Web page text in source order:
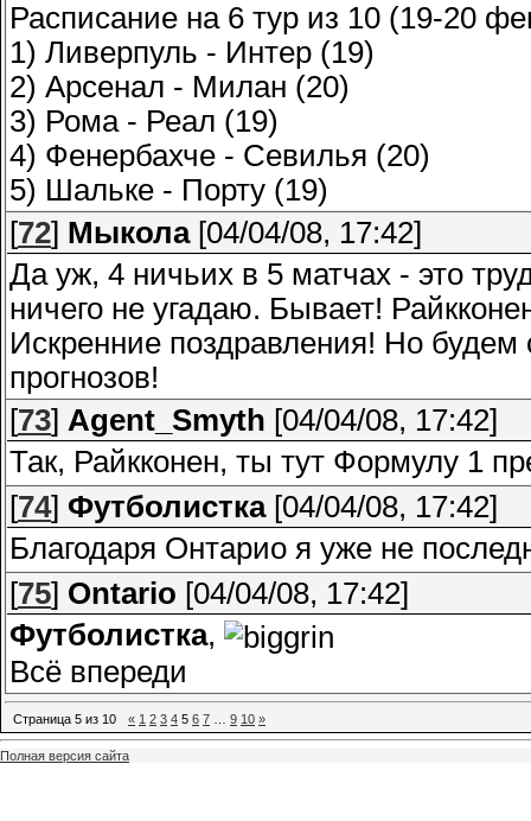
Расписание на 6 тур из 10 (19-20
1) Ливерпуль - Интер (19)
2) Арсенал - Милан (20)
3) Рома - Реал (19)
4) Фенербахче - Севилья (20)
5) Шальке - Порту (19)
[72] Мыкола[04/04/08, 17:42]
Да уж, 4 ничьих в 5 матчах - это
ничего не угадаю. Бывает!
Искренние поздравления! Но
прогнозов!
[73] Agent_Smyth [04/04/08, 17:42]
Так, Райкконен, ты тут Формулу 1
[74] Футболистка[04/04/08, 17:42]
Благодаря Онтарио я уже не
[75] Ontario [04/04/08, 17:42]
Футболистка,
Всё впереди
Страница 5 из 10 « 1 2 3 4 5 6 7 9 10 »
Полная версия сайта